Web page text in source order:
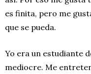
es finita, pero me
que se pueda.
Yo era un estudiante
mediocre. Me